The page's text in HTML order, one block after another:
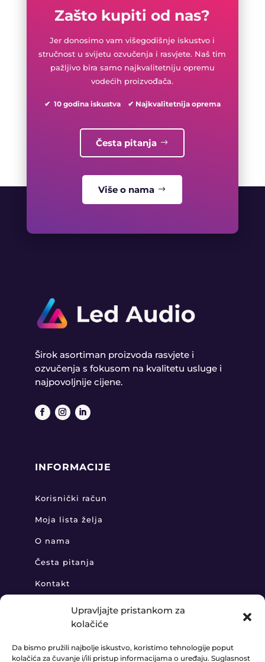
Upravljajte pristankom za
kolačiće
Da bismo pružili najbolje iskustvo, koristimo tehnologije poput
kolačića za čuvanje i/ili pristup informacijama o uređaju. Suglasnost
Zašto kupiti od nas?
Jer donosimo vam višegodišnje iskustvo i
stručnost u svijetu ozvučenja i rasvjete. Naš tim
pažljivo bira samo najkvalitetniju opremu
vodećih proizvođača.
✔ 10 godina iskustva ✔ Najkvalitetnija oprema
Česta pitanja
Više o nama
Širok asortiman proizvoda rasvjete i
ozvučenja s fokusom na kvalitetu usluge i
najpovoljnije cijene.
INFORMACIJE
Korisnički račun
Moja lista želja
O nama
Česta pitanja
Kontakt